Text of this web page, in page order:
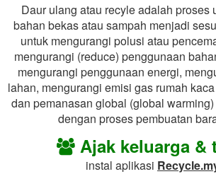
Daur ulang atau recyle adalah proses
bahan bekas atau sampah menjadi
untuk mengurangi polusi atau
mengurangi (reduce) penggunaan
mengurangi penggunaan energi,
lahan, mengurangi emisi gas rumah
dan pemanasan global (global
dengan proses pembuatan
Ajak keluarga &
instal aplikasi